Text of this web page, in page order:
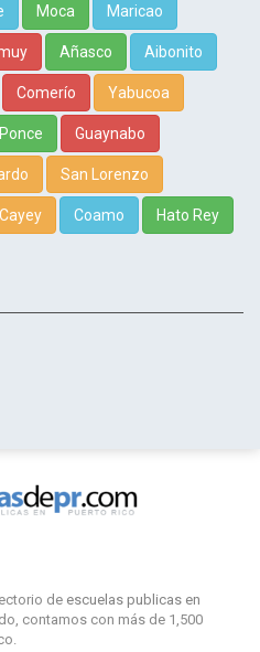
Moca Maricao
Añasco Aibonito
Comerío Yabucoa
Ponce Guaynabo
San Lorenzo
Cayey Coamo Hato Rey
de escuelas publicas en
contamos con más de 1,500